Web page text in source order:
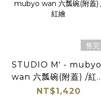
售完
STUDIO M' - mubyo
wan 六瓢碗(附蓋) /紅
NT$1,420